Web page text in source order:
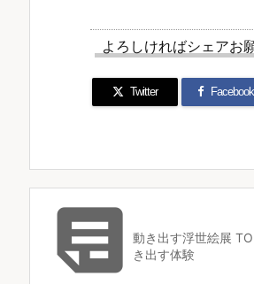
よろしければシェアお
Twitter Facebook
動き出す浮世絵展
き出す体験